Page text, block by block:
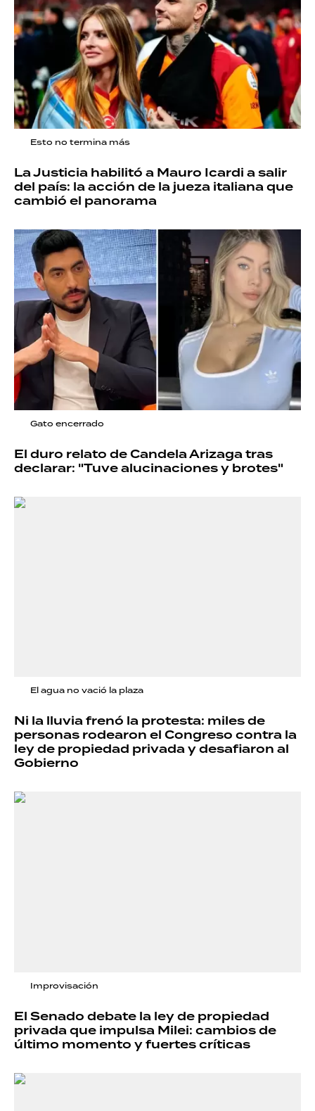
Esto no termina más
La Justicia habilitó a Mauro Icardi a salir
del país: la acción de la jueza italiana que
cambió el panorama
Gato encerrado
El duro relato de Candela Arizaga tras
declarar: "Tuve alucinaciones y brotes"
El agua no vació la plaza
Ni la lluvia frenó la protesta: miles de
personas rodearon el Congreso contra la
ley de propiedad privada y desafiaron al
Gobierno
Improvisación
El Senado debate la ley de propiedad
privada que impulsa Milei: cambios de
último momento y fuertes críticas